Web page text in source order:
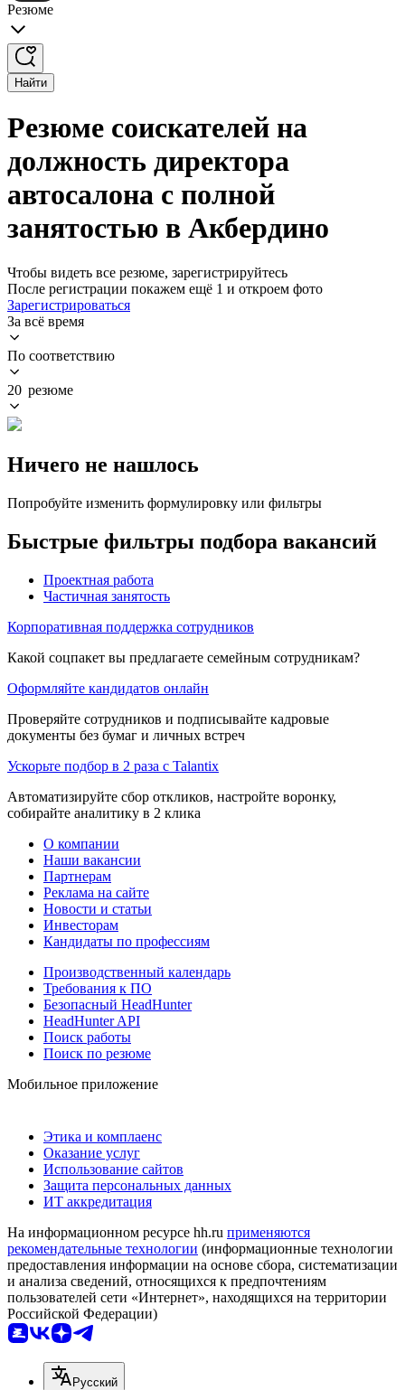
Резюме
Найти
Резюме соискателей на
должность директора
автосалона с полной
занятостью в Акбердино
Чтобы видеть все резюме, зарегистрируйтесь
После регистрации покажем ещё 1 и откроем фото
Зарегистрироваться
За всё время
По соответствию
20 резюме
Ничего не нашлось
Попробуйте изменить формулировку или фильтры
Быстрые фильтры подбора вакансий
Проектная работа
Частичная занятость
Корпоративная поддержка сотрудников
Какой соцпакет вы предлагаете семейным сотрудникам?
Оформляйте кандидатов онлайн
Проверяйте сотрудников и подписывайте кадровые
документы без бумаг и личных встреч
Ускорьте подбор в 2 раза с Talantix
Автоматизируйте сбор откликов, настройте воронку,
собирайте аналитику в 2 клика
О компании
Наши вакансии
Партнерам
Реклама на сайте
Новости и статьи
Инвесторам
Кандидаты по профессиям
Производственный календарь
Требования к ПО
Безопасный HeadHunter
HeadHunter API
Поиск работы
Поиск по резюме
Мобильное приложение
Этика и комплаенс
Оказание услуг
Использование сайтов
Защита персональных данных
ИТ аккредитация
На информационном ресурсе hh.ru применяются
рекомендательные технологии (информационные технологии
предоставления информации на основе сбора, систематизации
и анализа сведений, относящихся к предпочтениям
пользователей сети «Интернет», находящихся на территории
Российской Федерации)
Русский